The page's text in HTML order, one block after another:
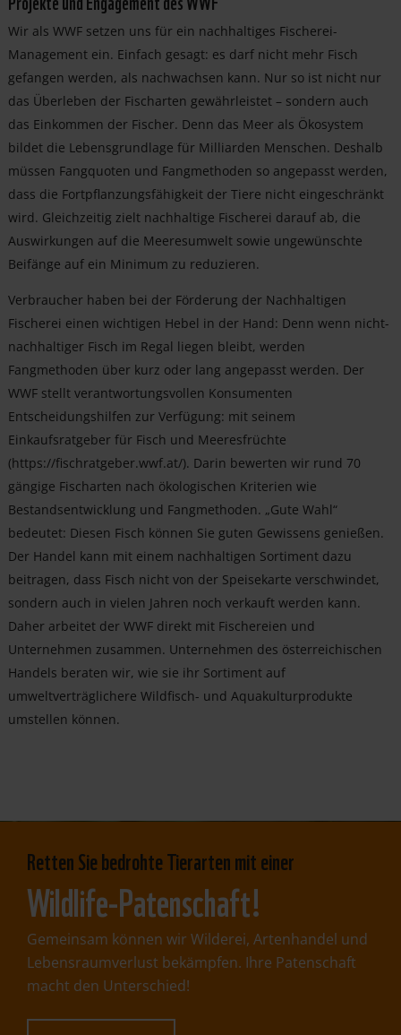
Wir als WWF setzen uns für ein nachhaltiges Fischerei-
Management ein. Einfach gesagt: es darf nicht mehr Fisch
gefangen werden, als nachwachsen kann. Nur so ist nicht nur
das Überleben der Fischarten gewährleistet – sondern auch
das Einkommen der Fischer. Denn das Meer als Ökosystem
bildet die Lebensgrundlage für Milliarden Menschen. Deshalb
müssen Fangquoten und Fangmethoden so angepasst werden,
dass die Fortpflanzungsfähigkeit der Tiere nicht eingeschränkt
wird. Gleichzeitig zielt nachhaltige Fischerei darauf ab, die
Auswirkungen auf die Meeresumwelt sowie ungewünschte
Beifänge auf ein Minimum zu reduzieren.
Verbraucher haben bei der Förderung der Nachhaltigen
Fischerei einen wichtigen Hebel in der Hand: Denn wenn nicht-
nachhaltiger Fisch im Regal liegen bleibt, werden
Fangmethoden über kurz oder lang angepasst werden. Der
WWF stellt verantwortungsvollen Konsumenten
Entscheidungshilfen zur Verfügung: mit seinem
Einkaufsratgeber für Fisch und Meeresfrüchte
(https://fischratgeber.wwf.at/). Darin bewerten wir rund 70
gängige Fischarten nach ökologischen Kriterien wie
Bestandsentwicklung und Fangmethoden. „Gute Wahl“
bedeutet: Diesen Fisch können Sie guten Gewissens genießen.
Der Handel kann mit einem nachhaltigen Sortiment dazu
beitragen, dass Fisch nicht von der Speisekarte verschwindet,
sondern auch in vielen Jahren noch verkauft werden kann.
Daher arbeitet der WWF direkt mit Fischereien und
Unternehmen zusammen. Unternehmen des österreichischen
Handels beraten wir, wie sie ihr Sortiment auf
umweltverträglichere Wildfisch- und Aquakulturprodukte
umstellen können.
Retten Sie bedrohte Tierarten mit einer
Wildlife-Patenschaft!
Gemeinsam können wir Wilderei, Artenhandel und
Lebensraumverlust bekämpfen. Ihre Patenschaft
macht den Unterschied!